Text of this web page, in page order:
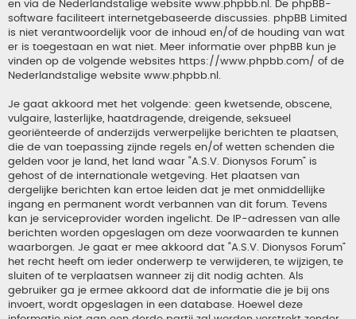
en via de Nederlandstalige website www.phpbb.nl . De phpBB-
software faciliteert internetgebaseerde discussies. phpBB Limited
is niet verantwoordelijk voor de inhoud en/of de houding van wat
er is toegestaan en wat niet. Meer informatie over phpBB kun je
vinden op de volgende websites https://www.phpbb.com/ of de
Nederlandstalige website www.phpbb.nl .
Je gaat akkoord met het volgende: geen kwetsende, obscene,
vulgaire, lasterlijke, haatdragende, dreigende, seksueel
georiënteerde of anderzijds verwerpelijke berichten te plaatsen,
die de van toepassing zijnde regels en/of wetten schenden die
gelden voor je land, het land waar “A.S.V. Dionysos Forum” is
gehost of de internationale wetgeving. Het plaatsen van
dergelijke berichten kan ertoe leiden dat je met onmiddellijke
ingang en permanent wordt verbannen van dit forum. Tevens
kan je serviceprovider worden ingelicht. De IP-adressen van alle
berichten worden opgeslagen om deze voorwaarden te kunnen
waarborgen. Je gaat er mee akkoord dat “A.S.V. Dionysos Forum”
het recht heeft om ieder onderwerp te verwijderen, te wijzigen, te
sluiten of te verplaatsen wanneer zij dit nodig achten. Als
gebruiker ga je ermee akkoord dat de informatie die je bij ons
invoert, wordt opgeslagen in een database. Hoewel deze